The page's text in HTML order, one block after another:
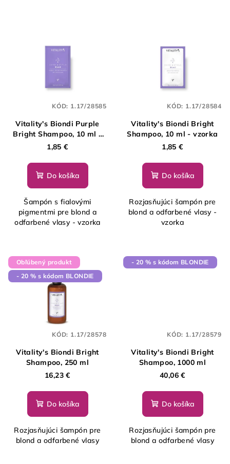
Vitality's Biondi Purple
Bright Shampoo, 10 ml -
vzorka
1,85 €
Do košíka
Šampón s fialovými
pigmentmi pre blond a
odfarbené vlasy - vzorka
KÓD: 1.17/28585
Vitality's Biondi Bright
Shampoo, 10 ml - vzorka
1,85 €
Do košíka
Rozjasňujúci šampón pre
blond a odfarbené vlasy -
vzorka
KÓD: 1.17/28584
Obľúbený produkt
- 20 % s kódom BLONDIE
Vitality's Biondi Bright
Shampoo, 250 ml
16,23 €
Do košíka
Rozjasňujúci šampón pre
blond a odfarbené vlasy
KÓD: 1.17/28578
- 20 % s kódom BLONDIE
Vitality's Biondi Bright
Shampoo, 1000 ml
40,06 €
Do košíka
Rozjasňujúci šampón pre
blond a odfarbené vlasy
KÓD: 1.17/28579